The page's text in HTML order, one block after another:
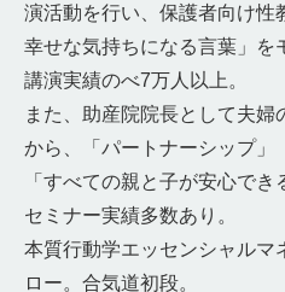
演活動を行い、保護者向け性
幸せな気持ちになる言葉」を
講演実績のべ7万人以上。
また、助産院院長として夫
から、「パートナーシップ」
「すべての親と子が安心で
セミナー実績多数あり。
本質行動学エッセンシャルマ
ロー。合気道初段。